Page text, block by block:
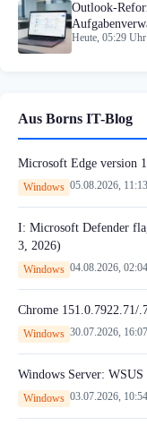
Outlook-
Heute, 05:29 Uhr
Aus Borns IT-Blog
Microsoft Edge version
Windows 05.08.2026,
I: Microsoft Defender
3, 2026)
Windows 04.08.2026,
Chrome 151.0.7922.71/
Windows 30.07.2026,
Windows Server:
Windows 03.07.2026,